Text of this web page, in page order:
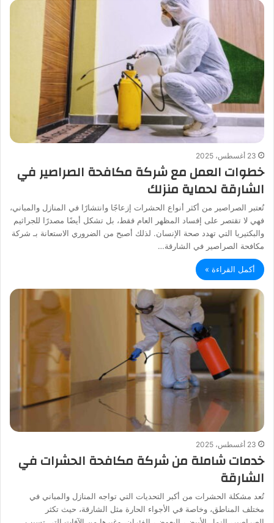
23 أغسطس، 2025
خطوات العمل مع شركة مكافحة الصراصير في
الشارقة لحماية منزلك
تُعتبر الصراصير من أكثر أنواع الحشرات إزعاجًا وانتشارًا في المنازل والمباني،
فهي لا تقتصر على إفساد المظهر العام فقط، بل تشكل أيضًا مصدرًا للجراثيم
والبكتيريا التي تهدد صحة الإنسان. لذلك أصبح من الضروري الاستعانة بـ شركة
مكافحة الصراصير في الشارقة…
أكمل القراءة »
23 أغسطس، 2025
خدمات شاملة من شركة مكافحة الحشرات في
الشارقة
تُعد مشكلة الحشرات من أكبر التحديات التي تواجه المنازل والمباني في
مختلف المناطق، وخاصة في الأجواء الحارة مثل الشارقة، حيث تكثر